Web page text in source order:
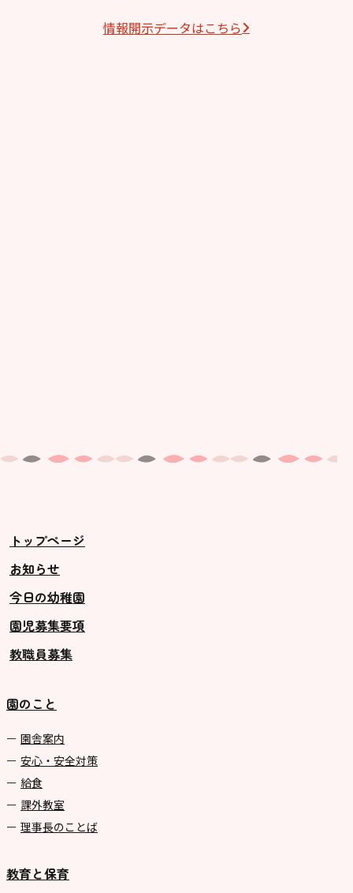
情報開⽰データはこちら
トップページ
お知らせ
今日の幼稚園
園児募集要項
教職員募集
園のこと
園舎案内
安心・安全対策
給食
課外教室
理事長のことば
教育と保育
園のこと
未就園児クラス
ス ]
2歳児ひとり登園［ゆず組 ]
グループ施設・
関係先リンク
学校法⼈諏訪森学園 諏訪森幼稚
園
⼤阪府私⽴幼稚園連盟
社会福祉法人野田福祉会